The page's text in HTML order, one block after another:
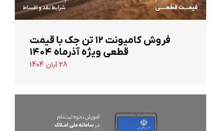
‌فروش کامیونت ۱۲ تن جک با قیمت
قطعی ویژه آذرماه ۱۴۰۴
28 آبان 1404